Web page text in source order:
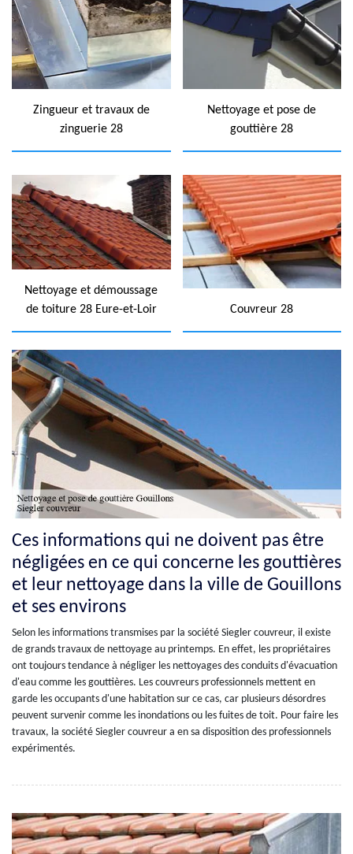
Zingueur et travaux de
zinguerie 28
Nettoyage et pose de
gouttière 28
Nettoyage et démoussage
de toiture 28 Eure-et-Loir
Couvreur 28
Ces informations qui ne doivent pas être
négligées en ce qui concerne les gouttières
et leur nettoyage dans la ville de Gouillons
et ses environs
Selon les informations transmises par la société Siegler couvreur, il existe
de grands travaux de nettoyage au printemps. En effet, les propriétaires
ont toujours tendance à négliger les nettoyages des conduits d'évacuation
d'eau comme les gouttières. Les couvreurs professionnels mettent en
garde les occupants d'une habitation sur ce cas, car plusieurs désordres
peuvent survenir comme les inondations ou les fuites de toit. Pour faire les
travaux, la société Siegler couvreur a en sa disposition des professionnels
expérimentés.